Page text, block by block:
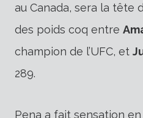
au Canada, sera la tête
des poids coq entre
champion de l’UFC, et
289.
Pena a fait sensation